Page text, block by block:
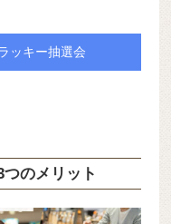
ッキー抽選会
のメリット